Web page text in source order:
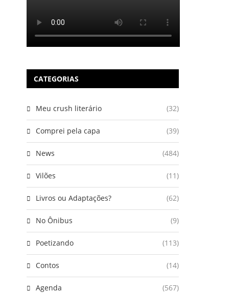
CATEGORIAS
Meu crush literário (32)
Comprei pela capa (39)
News (484)
Vilões (11)
Livros ou Adaptações? (62)
No Ônibus (9)
Poetizando (113)
Contos (14)
Agenda (567)